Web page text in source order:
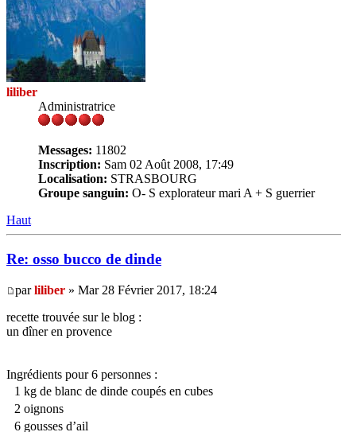
liliber
Administratrice
Messages: 11802
Inscription: Sam 02 Août 2008, 17:49
Localisation: STRASBOURG
Groupe sanguin: O- S explorateur mari A + S guerrier
Haut
Re: osso bucco de dinde
parliliber » Mar 28 Février 2017, 18:24
recette trouvée sur le blog :
un dîner en provence
Ingrédients pour 6 personnes :
1 kg de blanc de dinde coupés en cubes
2 oignons
6 gousses d’ail